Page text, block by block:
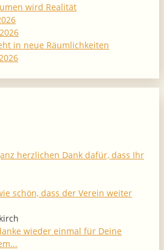
wird Realität
in neue Räumlichkeiten
herzlichen Dank dafür, dass Ihr
schön, dass der Verein weiter
wieder einmal für Deine